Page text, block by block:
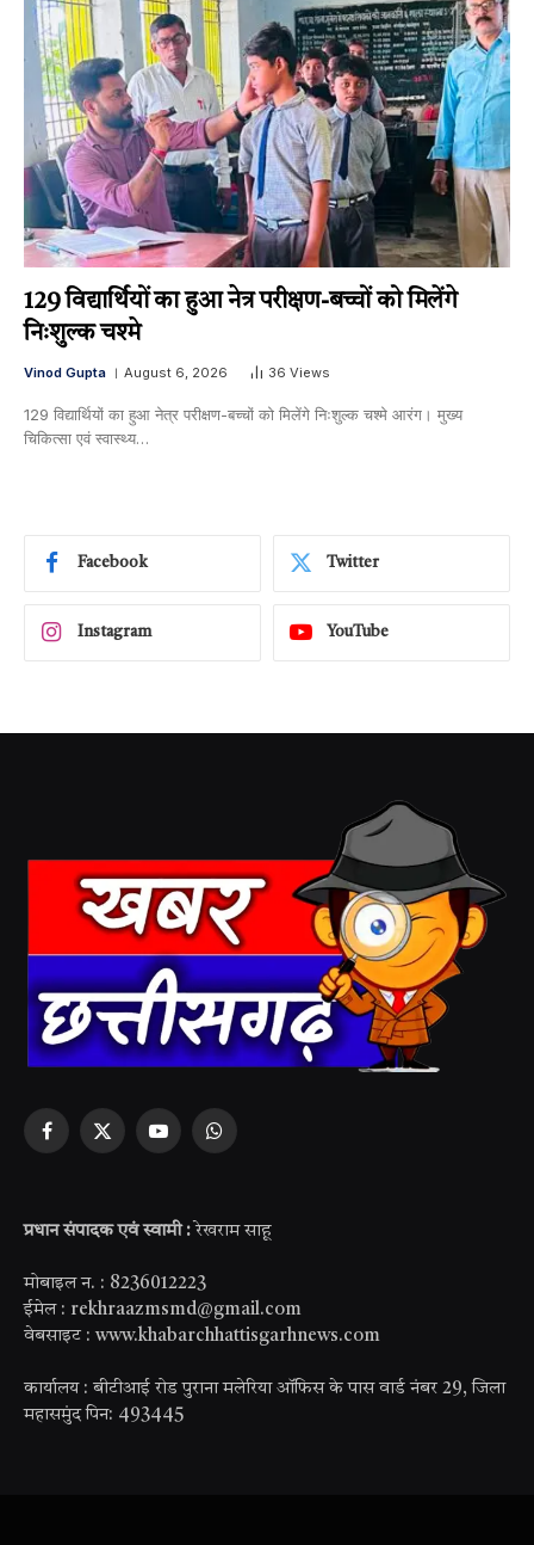
129 विद्यार्थियों का हुआ नेत्र परीक्षण-बच्चों को मिलेंगे
निःशुल्क चश्मे
Vinod Gupta August 6, 2026 36 Views
129 विद्यार्थियों का हुआ नेत्र परीक्षण-बच्चों को मिलेंगे निःशुल्क चश्मे आरंग। मुख्य
चिकित्सा एवं स्वास्थ्य…
Facebook Twitter
Instagram YouTube
Facebook
X
YouTubeWhatsApp
प्रधान संपादक एवं स्वामी : रेखराम साहू
मोबाइल न. : 8236012223
ईमेल : rekhraazmsmd@gmail.com
वेबसाइट : www.khabarchhattisgarhnews.com
कार्यालय : बीटीआई रोड पुराना मलेरिया ऑफिस के पास वार्ड नंबर 29, जिला
महासमुंद पिन: 493445